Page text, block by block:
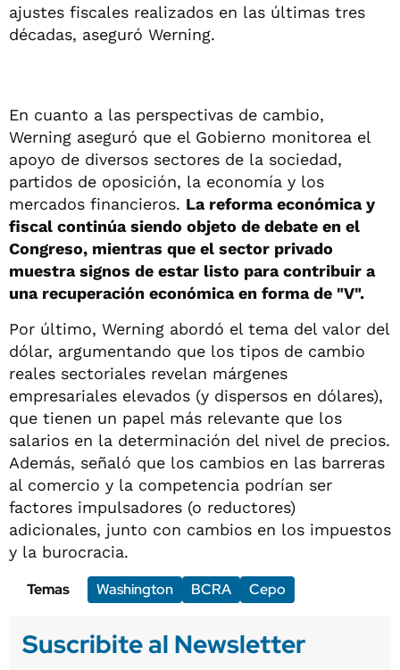
ajustes fiscales realizados en las últimas tres
décadas, aseguró Werning.
En cuanto a las perspectivas de cambio,
Werning aseguró que el Gobierno monitorea el
apoyo de diversos sectores de la sociedad,
partidos de oposición, la economía y los
mercados financieros. La reforma económica y
fiscal continúa siendo objeto de debate en el
Congreso, mientras que el sector privado
muestra signos de estar listo para contribuir a
una recuperación económica en forma de "V".
Por último, Werning abordó el tema del valor del
dólar, argumentando que los tipos de cambio
reales sectoriales revelan márgenes
empresariales elevados (y dispersos en dólares),
que tienen un papel más relevante que los
salarios en la determinación del nivel de precios.
Además, señaló que los cambios en las barreras
al comercio y la competencia podrían ser
factores impulsadores (o reductores)
adicionales, junto con cambios en los impuestos
y la burocracia.
Temas
Washington BCRA Cepo
Suscribite al Newsletter